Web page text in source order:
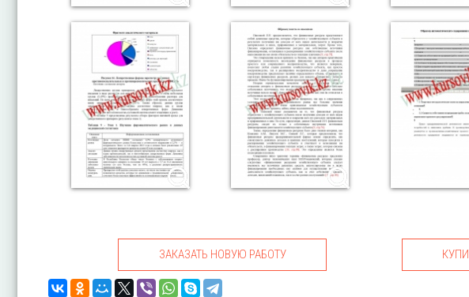
ЗАКАЗАТЬ НОВУЮ РАБОТУ